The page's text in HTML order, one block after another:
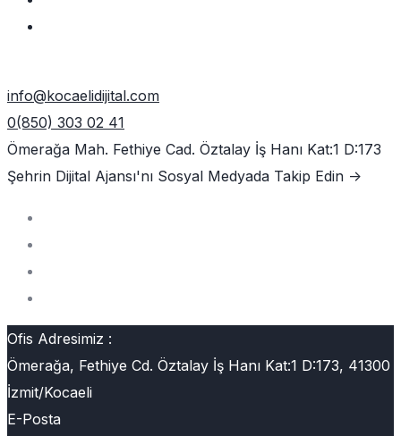
info@kocaelidijital.com
0(850) 303 02 41
Ömerağa Mah. Fethiye Cad. Öztalay İş Hanı Kat:1 D:173
Şehrin Dijital Ajansı'nı Sosyal Medyada Takip Edin ->
Ofis Adresimiz :
Ömerağa, Fethiye Cd. Öztalay İş Hanı Kat:1 D:173, 41300
İzmit/Kocaeli
E-Posta